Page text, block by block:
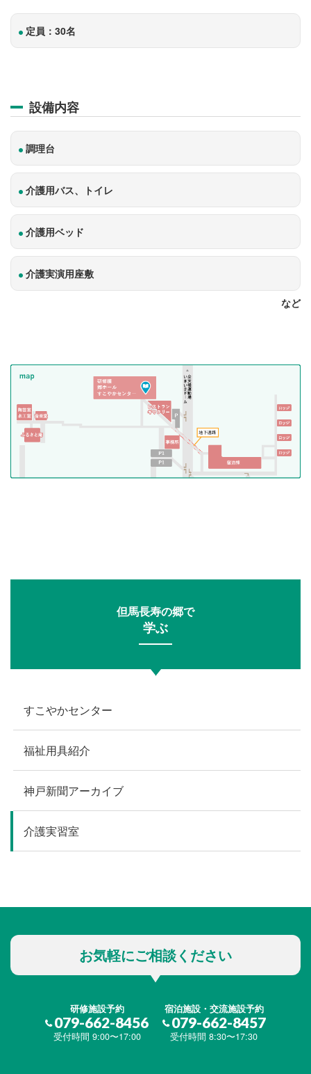
定員：30名
設備内容
調理台
介護用バス、トイレ
介護用ベッド
介護実演用座敷
など
但馬長寿の郷で
学ぶ
すこやかセンター
福祉用具紹介
神戸新聞アーカイブ
介護実習室
お気軽にご相談ください
研修施設予約
079-662-8456
受付時間 9:00〜17:00
宿泊施設・交流施設予約
079-662-8457
受付時間 8:30〜17:30